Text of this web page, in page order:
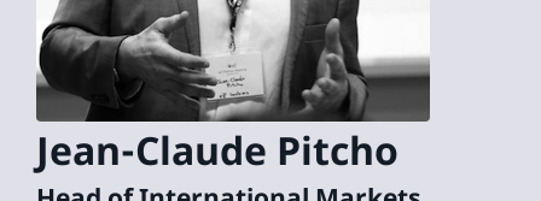
Jean-Claude Pitcho